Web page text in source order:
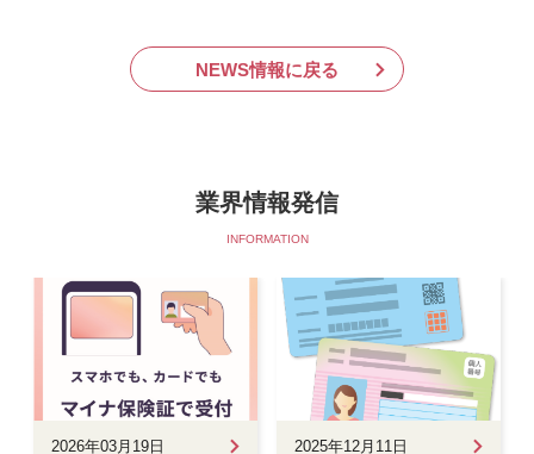
NEWS情報に戻る
業界情報発信
INFORMATION
2026年03月19日 2025年12月11日